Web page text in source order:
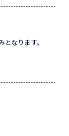
なります。